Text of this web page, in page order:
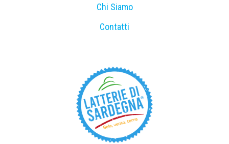
Chi Siamo
Contatti